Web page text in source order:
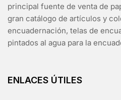
principal fuente de venta de
gran catálogo de artículos y
encuadernación, telas de
pintados al agua para la
ENLACES ÚTILES